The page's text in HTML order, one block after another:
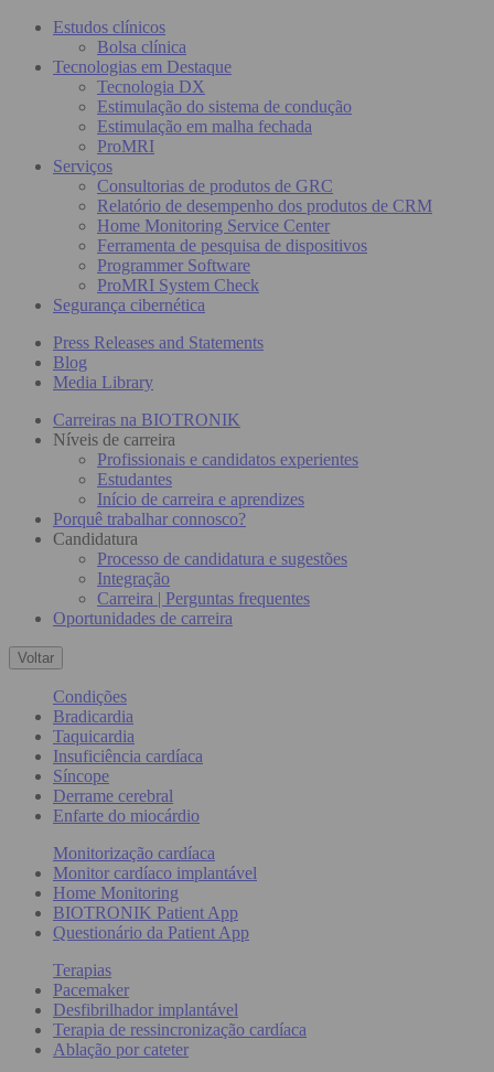
Estudos clínicos
Bolsa clínica
Tecnologias em Destaque
Tecnologia DX
Estimulação do sistema de condução
Estimulação em malha fechada
ProMRI
Serviços
Consultorias de produtos de GRC
Relatório de desempenho dos produtos de CRM
Home Monitoring Service Center
Ferramenta de pesquisa de dispositivos
Programmer Software
ProMRI System Check
Segurança cibernética
Press Releases and Statements
Blog
Media Library
Carreiras na BIOTRONIK
Níveis de carreira
Profissionais e candidatos experientes
Estudantes
Início de carreira e aprendizes
Porquê trabalhar connosco?
Candidatura
Processo de candidatura e sugestões
Integração
Carreira | Perguntas frequentes
Oportunidades de carreira
Voltar
Condições
Bradicardia
Taquicardia
Insuficiência cardíaca
Síncope
Derrame cerebral
Enfarte do miocárdio
Monitorização cardíaca
Monitor cardíaco implantável
Home Monitoring
BIOTRONIK Patient App
Questionário da Patient App
Terapias
Pacemaker
Desfibrilhador implantável
Terapia de ressincronização cardíaca
Ablação por cateter